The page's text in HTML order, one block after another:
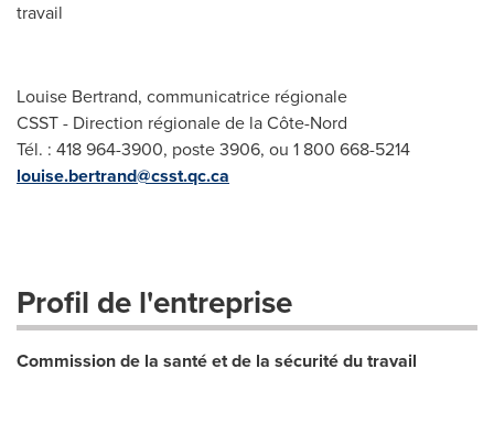
travail
Louise Bertrand, communicatrice régionale
CSST - Direction régionale de la Côte-Nord
Tél. : 418 964-3900, poste 3906, ou 1 800 668-5214
louise.bertrand@csst.qc.ca
Profil de l'entreprise
Commission de la santé et de la sécurité du travail